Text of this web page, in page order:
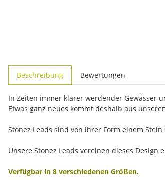
Beschreibung Bewertungen
In Zeiten immer klarer werdender Gewässer
Etwas ganz neues kommt deshalb aus
Stonez Leads sind von ihrer Form einem
Unsere Stonez Leads vereinen dieses
Verfügbar in 8 verschiedenen Größen.